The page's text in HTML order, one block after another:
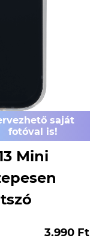
saját
fotóval is!
Mini
3.990 Ft